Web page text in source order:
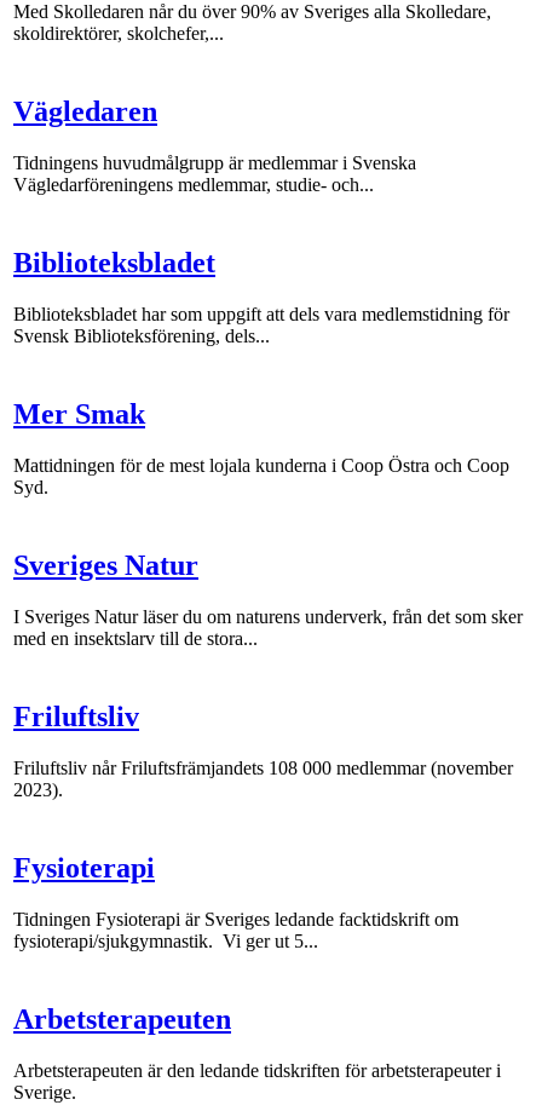
Med Skolledaren når du över 90% av Sveriges alla Skolledare,
skoldirektörer, skolchefer,...
Vägledaren
Tidningens huvudmålgrupp är medlemmar i Svenska
Vägledarföreningens medlemmar, studie- och...
Biblioteksbladet
Biblioteksbladet har som uppgift att dels vara medlemstidning för
Svensk Biblioteksförening, dels...
Mer Smak
Mattidningen för de mest lojala kunderna i Coop Östra och Coop
Syd.
Sveriges Natur
I Sveriges Natur läser du om naturens underverk, från det som sker
med en insektslarv till de stora...
Friluftsliv
Friluftsliv når Friluftsfrämjandets 108 000 medlemmar (november
2023).
Fysioterapi
Tidningen Fysioterapi är Sveriges ledande facktidskrift om
fysioterapi/sjukgymnastik. Vi ger ut 5...
Arbetsterapeuten
Arbetsterapeuten är den ledande tidskriften för arbetsterapeuter i
Sverige.